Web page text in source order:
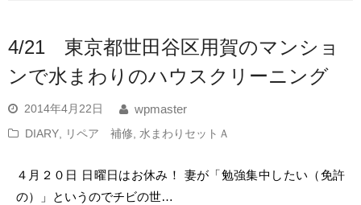
4/21 東京都世田谷区用賀のマンショ
ンで水まわりのハウスクリーニング
2014年4月22日
wpmaster
DIARY
リペア 補修 水まわりセットＡ
４月２０日 日曜日はお休み！ 妻が「勉強集中したい（免許
の）」というのでチビの世…